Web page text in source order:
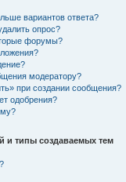
вариантов ответа?
опрос?
форумы?
модератору?
при создании сообщения?
одобрения?
и типы создаваемых тем